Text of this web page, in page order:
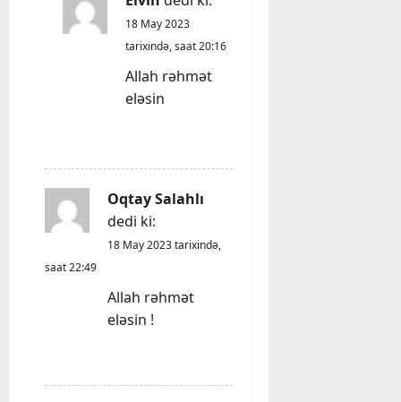
18 May 2023
tarixində, saat 20:16
Allah rəhmət
eləsin
Oqtay Salahlı
dedi ki:
18 May 2023 tarixində,
saat 22:49
Allah rəhmət
eləsin !